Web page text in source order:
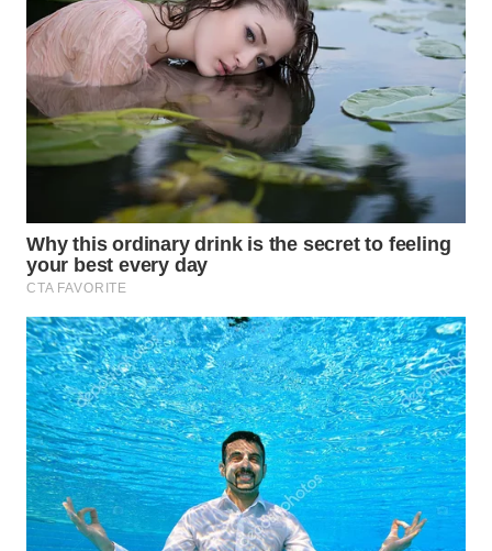
KEPULAUAN
SERIBU
WN
TANGERANG
WN
CIREBON
WN
INDRAMAYU
WN
KUNINGAN
WN
MAJALENGKA